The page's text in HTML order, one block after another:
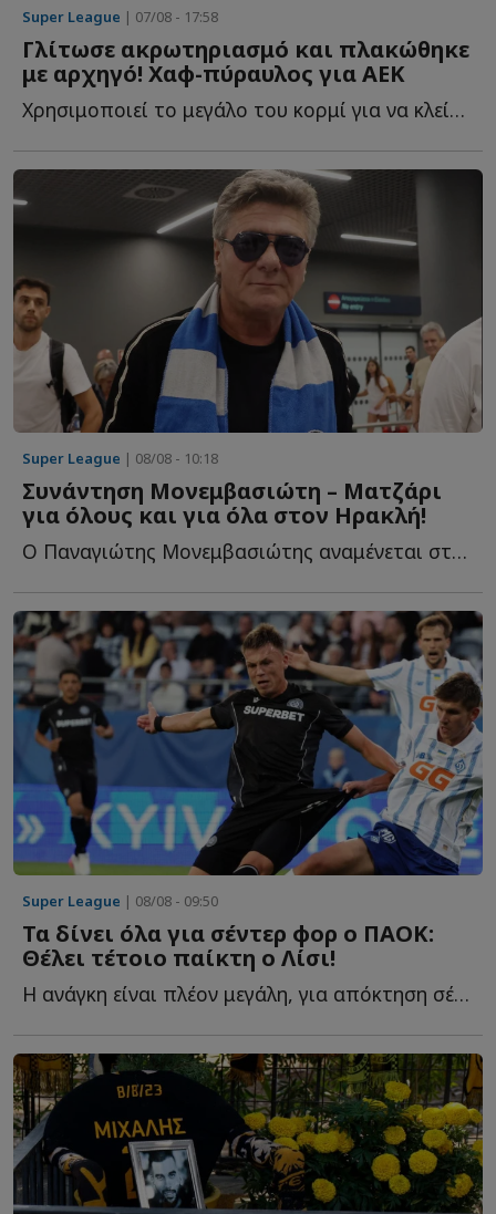
Super League | 07/08 - 17:58
Γλίτωσε ακρωτηριασμό και πλακώθηκε
με αρχηγό! Χαφ-πύραυλος για ΑΕΚ
Χρησιμοποιεί το μεγάλο του κορμί για να κλείσει χώρους, ν...
Super League | 08/08 - 10:18
Συνάντηση Μονεμβασιώτη – Ματζάρι
για όλους και για όλα στον Ηρακλή!
Ο Παναγιώτης Μονεμβασιώτης αναμένεται στη Θεσσαλονίκη τ...
Super League | 08/08 - 09:50
Τα δίνει όλα για σέντερ φορ ο ΠΑΟΚ:
Θέλει τέτοιο παίκτη ο Λίσι!
Η ανάγκη είναι πλέον μεγάλη, για απόκτηση σέντερ φορ α...